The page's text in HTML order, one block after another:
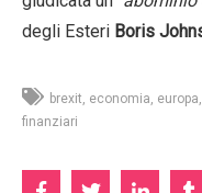
degli Esteri Boris
brexit economia europa
finanziari